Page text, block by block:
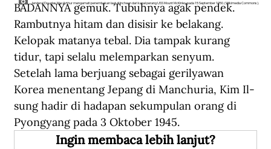
Jenderal Douglas MacArthur mengamati penembakan laut di Incheon dari kapal perang USS Mount McKinley pada 15 September 1950. (Wikimedia Commons).
BADANNYA gemuk. Tubuhnya agak pendek.
Rambutnya hitam dan disisir ke belakang.
Kelopak matanya tebal. Dia tampak kurang
tidur, tapi selalu melemparkan senyum.
Setelah lama berjuang sebagai gerilyawan
Korea menentang Jepang di Manchuria, Kim Il-
sung hadir di hadapan sekumpulan orang di
Pyongyang pada 3 Oktober 1945.
Ingin membaca lebih lanjut?